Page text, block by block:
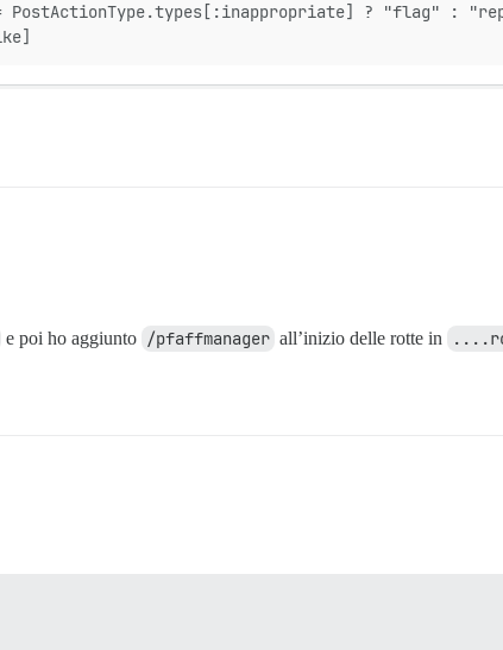
PostActionType.types[:inappropriate] ? "flag" :
e poi ho aggiunto /pfaffmanager all’inizio delle rotte in